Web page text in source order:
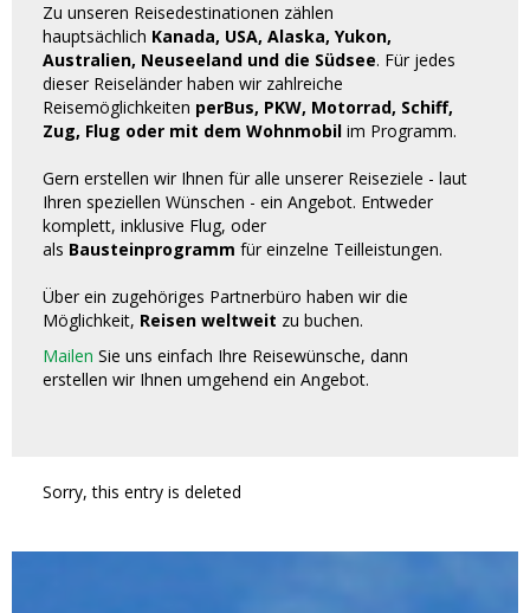
Zu unseren Reisedestinationen zählen
hauptsächlich Kanada, USA, Alaska, Yukon,
Australien, Neuseeland und die Südsee. Für jedes
dieser Reiseländer haben wir zahlreiche
Reisemöglichkeiten perBus, PKW, Motorrad, Schiff,
Zug, Flug oder mit dem Wohnmobil im Programm.
Gern erstellen wir Ihnen für alle unserer Reiseziele - laut
Ihren speziellen Wünschen - ein Angebot. Entweder
komplett, inklusive Flug, oder
als Bausteinprogramm für einzelne Teilleistungen.
Über ein zugehöriges Partnerbüro haben wir die
Möglichkeit, Reisen weltweit zu buchen.
Mailen Sie uns einfach Ihre Reisewünsche, dann
erstellen wir Ihnen umgehend ein Angebot.
Sorry, this entry is deleted